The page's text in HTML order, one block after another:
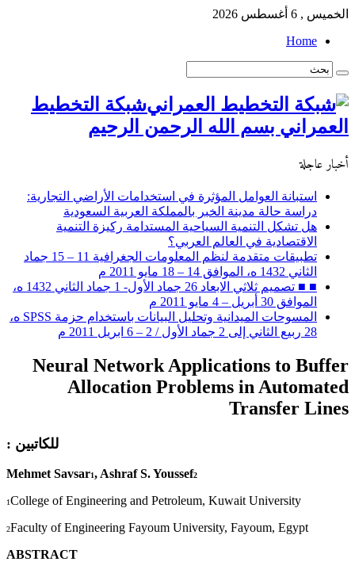
الخميس , 6 أغسطس 2026
Home
شبكة التخطيط
العمراني بسم الله الرحمن الرحيم
أخبار عاجلة
استبانة العوامل المؤثرة في استخدامات الأراضي التجارية:
دراسة حالة مدينة الخبر بالمملكة العربية السعودية
هل تشكل التنمية السياحية المستدامة ركيزة التنمية
الاقتصادية في العالم العربي؟
تطبيقات متقدمة لنظم المعلومات الجغرافية 11 – 15 جماد
الثاني 1432 ه، الموافق 14 – 18 مايو 2011 م
■ ■ تصميم ثلاثي الابعاد 26 جماد الأول- 1 جماد الثاني 1432 ه،
الموافق 30 أبريل – 4 مايو 2011 م
المسوحات الميدانية وتحليل البيانات باستخدام حزمة SPSS ه،
28 ربيع الثاني إلى 2 جماد الأول / 2 – 6 ابريل 2011 م
Neural Network Applications to Buffer
Allocation Problems in Automated
Transfer Lines
للكاتبين :
Mehmet Savsar1, Ashraf S. Youssef2
1College of Engineering and Petroleum, Kuwait University
2Faculty of Engineering Fayoum University, Fayoum, Egypt
ABSTRACT